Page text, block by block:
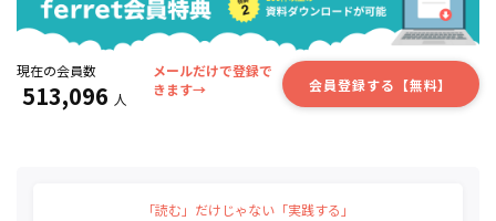
現在の会員数
513,096 人
メールだけで登録で
きます→
会員登録する【無料】
「読む」だけじゃない「実践する」